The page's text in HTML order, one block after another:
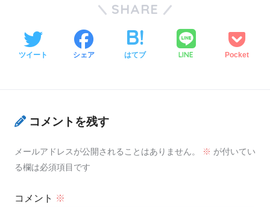
SHARE
ツイート シェア はてブ LINE Pocket
コメントを残す
メールアドレスが公開されることはありません。 ※ が付いてい
る欄は必須項目です
コメント ※